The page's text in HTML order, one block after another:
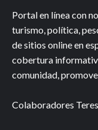
Portal en línea con
turismo, política,
de sitios online en
cobertura
comunidad,
Colaboradores